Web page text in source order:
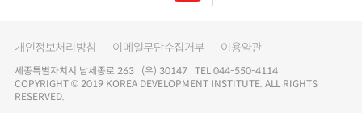
개인정보처리방침 이메일무단수집거부 이용약관
세종특별자치시 남세종로 263 (우) 30147 TEL 044-550-4114
COPYRIGHT © 2019 KOREA DEVELOPMENT INSTITUTE. ALL RIGHTS
RESERVED.